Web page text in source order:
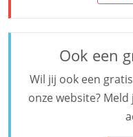
Ook een
Wil jij ook een
onze website?